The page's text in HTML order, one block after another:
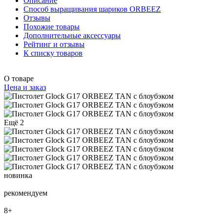
Способ выращивания шариков ORBEEZ
Отзывы
Похожие товары
Дополнительные аксессуары
Рейтинг и отзывы
К списку товаров
О товаре
Цена и заказ
Ещё 2
новинка
рекомендуем
8+